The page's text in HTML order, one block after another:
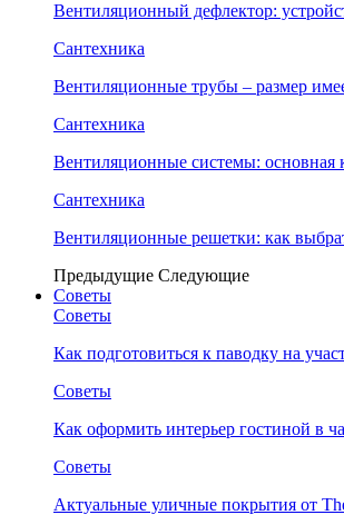
Вентиляционный дефлектор:
Сантехника
Вентиляционные трубы – размер
Сантехника
Вентиляционные системы:
Сантехника
Вентиляционные решетки: как
Предыдущие Следующие
Советы
Советы
Как подготовиться к паводку на
Советы
Как оформить интерьер гостиной в
Советы
Актуальные уличные покрытия от